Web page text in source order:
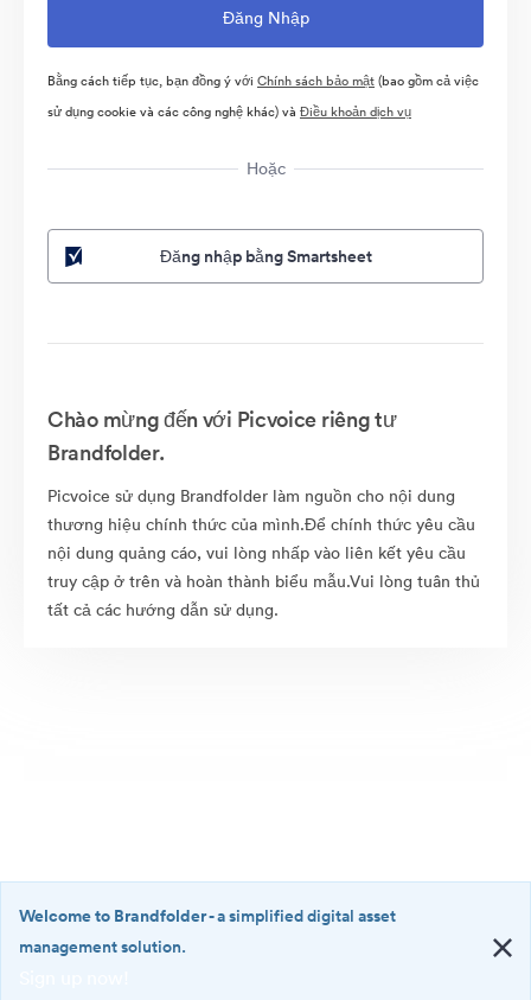
Bằng cách tiếp tục, bạn đồng ý với Chính sách bảo mật(bao gồm cả việc
sử dụng cookie và các công nghệ khác) và Điều khoản dịch vụ
Hoặc
Đăng nhập bằng Smartsheet
Chào mừng đến với Picvoice riêng tư
Brandfolder.
Picvoice sử dụng Brandfolder làm nguồn cho nội dung
thương hiệu chính thức của mình.Để chính thức yêu cầu
nội dung quảng cáo, vui lòng nhấp vào liên kết yêu cầu
truy cập ở trên và hoàn thành biểu mẫu.Vui lòng tuân thủ
tất cả các hướng dẫn sử dụng.
Welcome to Brandfolder- a simplified digital asset
management solution.